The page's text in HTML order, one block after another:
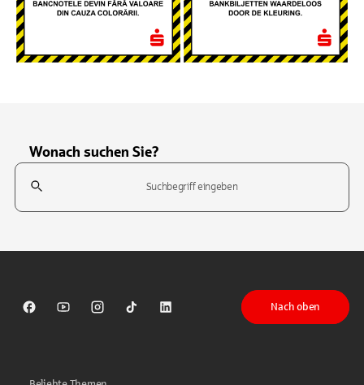
Wonach suchen Sie?
Suchfeld
Sparkasse auf Facebook
Sparkasse auf Youtube
Sparkasse auf Instagram
Sparkasse auf TikTok
Sparkasse auf LinkedIn
Nach oben